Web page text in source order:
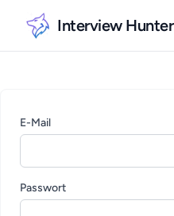
Interview Hunter
E-Mail
Passwort